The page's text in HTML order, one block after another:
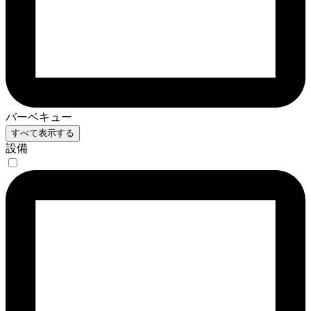
バーベキュー
すべて表示する
設備